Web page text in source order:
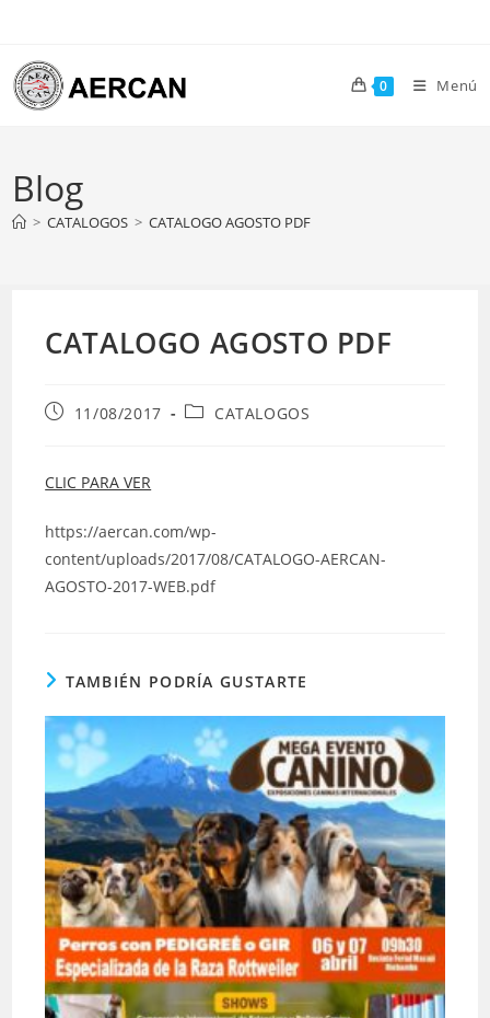
contenido
0 Menú
Blog
> CATALOGOS > CATALOGO AGOSTO PDF
CATALOGO AGOSTO PDF
Publicación
entrada:
11/08/2017
Categoría
CATALOGOS
CLIC PARA VER
https://aercan.com/wp-
content/uploads/2017/08/CATALOGO-AERCAN-
AGOSTO-2017-WEB.pdf
TAMBIÉN PODRÍA GUSTARTE